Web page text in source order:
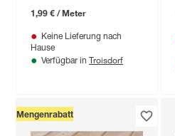
1,99 € / Meter
Keine Lieferung nach
Hause
Verfügbar in Troisdorf
Mengenrabatt